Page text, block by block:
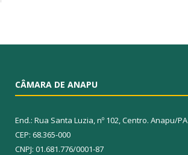
CÂMARA DE ANAPU
End.: Rua Santa Luzia, nº 102, Centro. Anapu/PA
CEP: 68.365-000
CNPJ: 01.681.776/0001-87